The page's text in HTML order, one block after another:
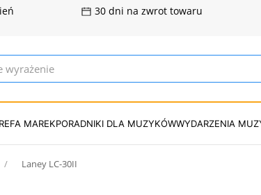
30 dni na zwrot towaru
MAREKPORADNIKI DLA MUZYKÓWWYDARZENIA
Laney LC-30II